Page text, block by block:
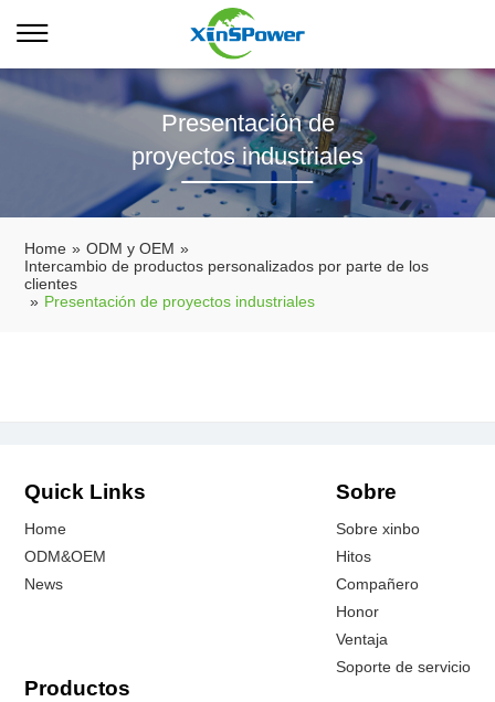
Presentación de
proyectos industriales
Home » ODM y OEM »
Intercambio de productos personalizados por parte de los
clientes
» Presentación de proyectos industriales
Quick Links
Home
ODM&OEM
News
Sobre
Sobre xinbo
Hitos
Compañero
Honor
Ventaja
Soporte de servicio
Productos